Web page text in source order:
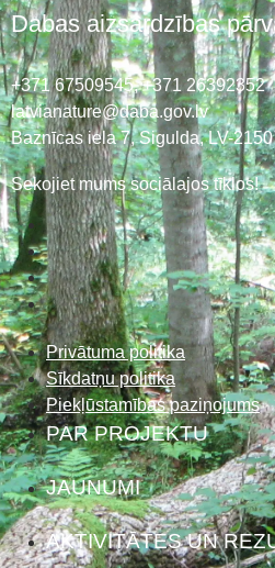
Dabas aizsardzības
+371 67509545,+371 26392352
latvianature@daba.gov.lv
Baznīcas iela 7, Sigulda, LV-2150
Sekojiet mums sociālajos tīklos!
Privātuma politika
Sīkdatņu politika
Piekļūstamības paziņojums
PAR PROJEKTU
JAUNUMI
AKTIVITĀTES UN